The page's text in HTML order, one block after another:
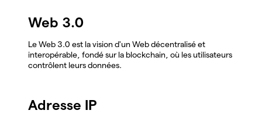
Web 3.0
Le Web 3.0 est la vision d'un Web décentralisé et
interopérable, fondé sur la blockchain, où les utilisateurs
contrôlent leurs données.
Adresse IP